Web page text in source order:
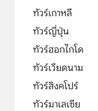
ทัวร์เกาหลี
ทัวร์ญี่ปุ่น
ทัวร์ฮอกไกโด
ทัวร์เวียดนาม
ทัวร์สิงคโปร์
ทัวร์มาเลเซีย